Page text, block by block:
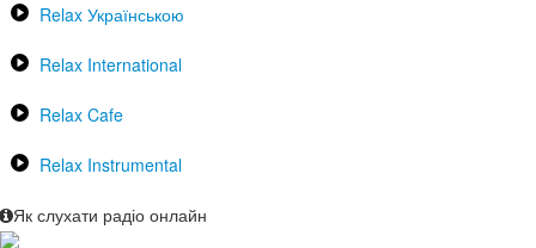
Relax Українською
Relax International
Relax Cafe
Relax Instrumental
Як слухати радіо онлайн